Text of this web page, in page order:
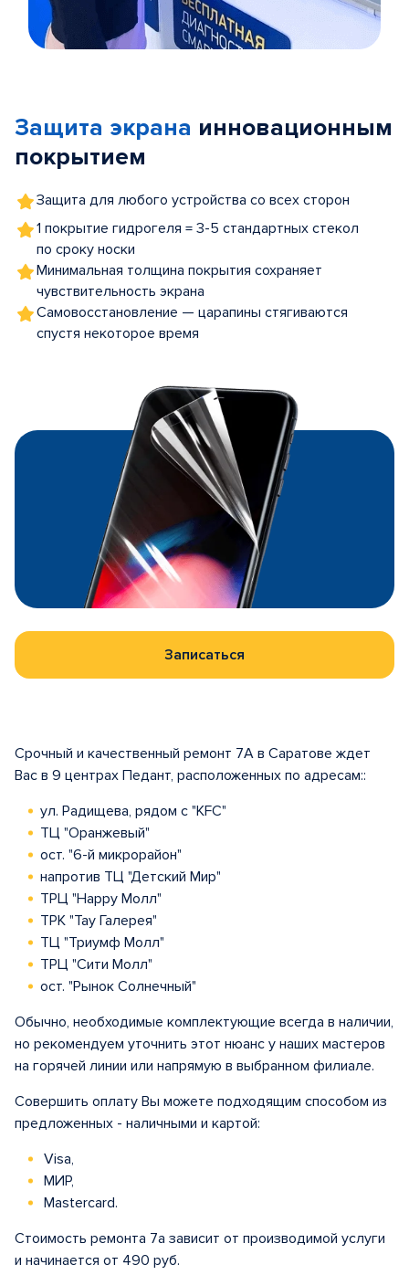
5
Защита экрана инновационным
покрытием
Защита для любого устройства со всех сторон
1 покрытие гидрогеля = 3-5 стандартных стекол
по сроку носки
Минимальная толщина покрытия сохраняет
чувствительность экрана
Самовосстановление — царапины стягиваются
спустя некоторое время
Записаться
Срочный и качественный ремонт 7A в Саратове ждет
Вас в 9 центрах Педант, расположенных по адресам::
ул. Радищева, рядом с "KFC"
ТЦ "Оранжевый"
ост. "6-й микрорайон"
напротив ТЦ "Детский Мир"
ТРЦ "Happy Молл"
ТРК "Тау Галерея"
ТЦ "Триумф Молл"
ТРЦ "Сити Молл"
ост. "Рынок Солнечный"
Обычно, необходимые комплектующие всегда в наличии,
но рекомендуем уточнить этот нюанс у наших мастеров
на горячей линии или напрямую в выбранном филиале.
Совершить оплату Вы можете подходящим способом из
предложенных - наличными и картой:
Visa,
МИР,
Mastercard.
Стоимость ремонта 7а зависит от производимой услуги
и начинается от 490 руб.